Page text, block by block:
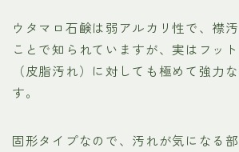
ウタマロ石鹸は弱アルカリ性で、襟
ことで知られていますが、実はフッ
（皮脂汚れ）に対しても極めて強力
す。
固形タイプなので、汚れが気になる